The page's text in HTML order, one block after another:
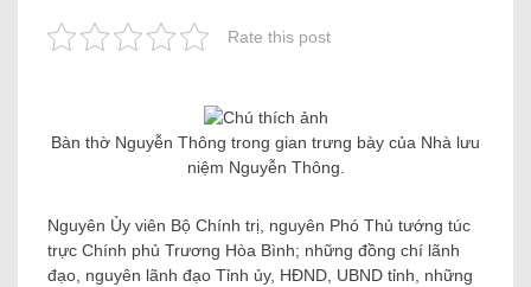
Rate this post
Bàn thờ Nguyễn Thông trong gian trưng bày của Nhà lưu
niệm Nguyễn Thông.
Nguyên Ủy viên Bộ Chính trị, nguyên Phó Thủ tướng túc
trực Chính phủ Trương Hòa Bình; những đồng chí lãnh
đạo, nguyên lãnh đạo Tỉnh ủy, HĐND, UBND tỉnh, những